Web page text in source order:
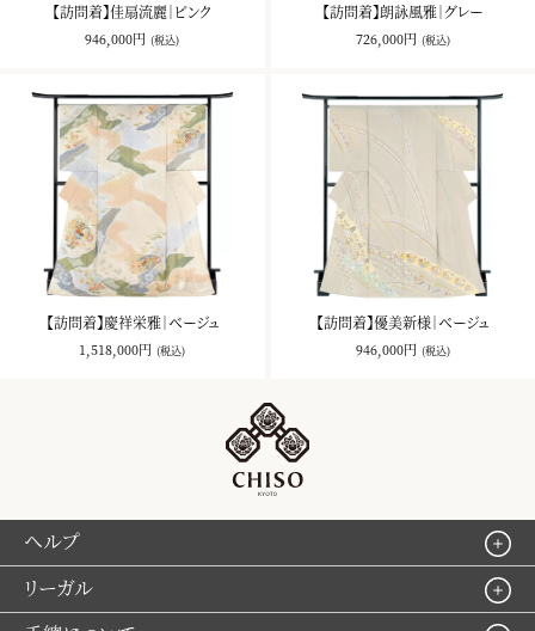
【訪問着】佳扇流麗｜ピンク
946,000円 (税込)
【訪問着】朗詠風雅｜グレー
726,000円 (税込)
【訪問着】慶祥栄雅｜ベージュ
1,518,000円 (税込)
【訪問着】優美新様｜ベージュ
946,000円 (税込)
ヘルプ
リーガル